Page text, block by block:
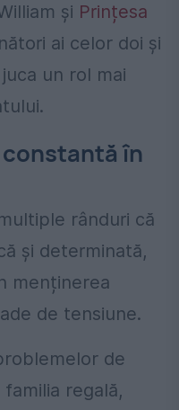
și Prințesa
ai celor doi și
un rol mai
în
rânduri că
și determinată,
menținerea
de tensiune.
de
regală,